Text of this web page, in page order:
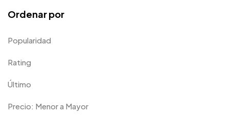
Ordenar por
Popularidad
Rating
Último
Precio: Menor a Mayor